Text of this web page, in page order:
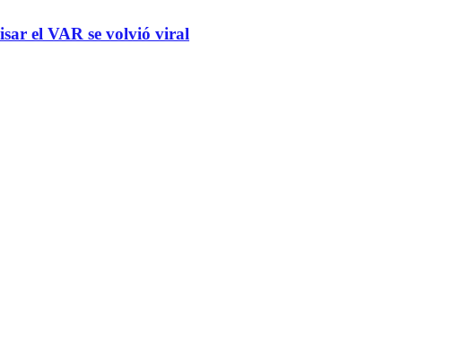
el VAR se volvió viral